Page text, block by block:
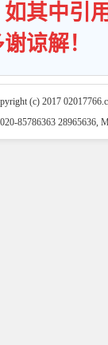
其中引
谅解！
(c) 2017
85786363 28965636,